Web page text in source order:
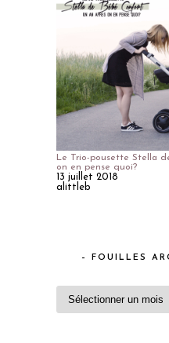
Le Trio-pousette Stella
on en pense quoi?
13 juillet 2018
alittleb
– FOUILLES